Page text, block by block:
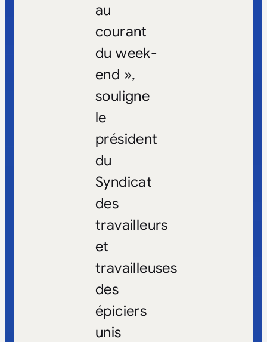
au
courant
du week-
end »,
souligne
le
président
du
Syndicat
des
travailleurs
et
travailleuses
des
épiciers
unis